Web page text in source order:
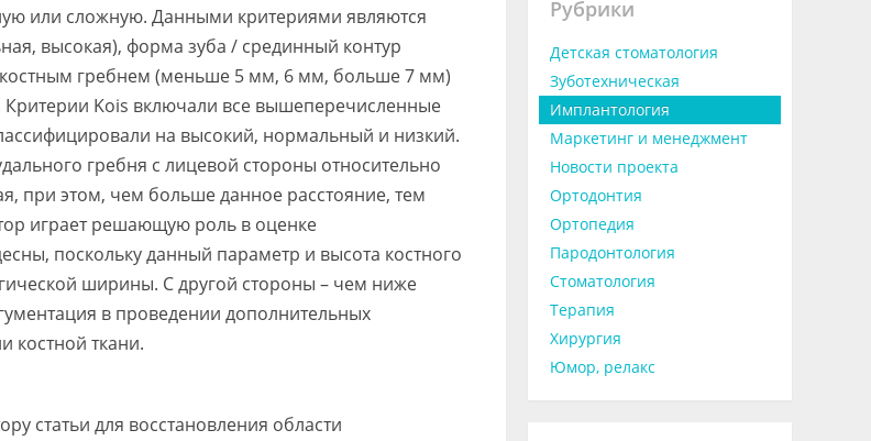
или сложную. Данными критериями являются
высокая), форма зуба / срединный контур
гребнем (меньше 5 мм, 6 мм, больше 7 мм)
Kois включали все вышеперечисленные
на высокий, нормальный и низкий.
гребня с лицевой стороны относительно
при этом, чем больше данное расстояние, тем
играет решающую роль в оценке
поскольку данный параметр и высота костного
ширины. С другой стороны – чем ниже
в проведении дополнительных
костной ткани.
статьи для восстановления области
Рубрики
Детская стоматология
Зуботехническая
Имплантология
Маркетинг и менеджмент
Новости проекта
Ортодонтия
Ортопедия
Пародонтология
Стоматология
Терапия
Хирургия
Юмор, релакс